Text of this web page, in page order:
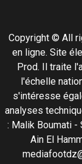
Copyright © All
en ligne. Site
Prod. Il traite
l'échelle
s'intéresse
analyses
: Malik Boumati -
Ain El